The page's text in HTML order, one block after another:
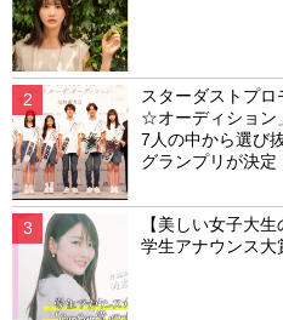
スターダストプ
☆オーディション
7人の中から選び
グランプリが決定
【美しい女子大
学生アナウンス